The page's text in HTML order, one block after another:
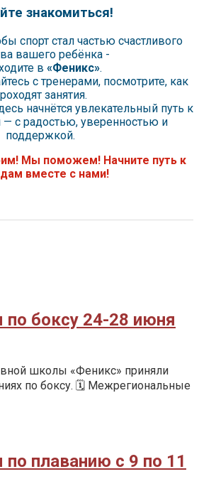
знакомиться!
спорт стал частью счастливого
вашего ребёнка -
в «Феникс».
с тренерами, посмотрите, как
занятия.
начнётся увлекательный путь к
с радостью, уверенностью и
поддержкой.
Мы поможем! Начните путь к
вместе с нами!
по боксу 24-28 июня
школы «Феникс» приняли
по боксу. 🗓️ Межрегиональные
по плаванию с 9 по 11